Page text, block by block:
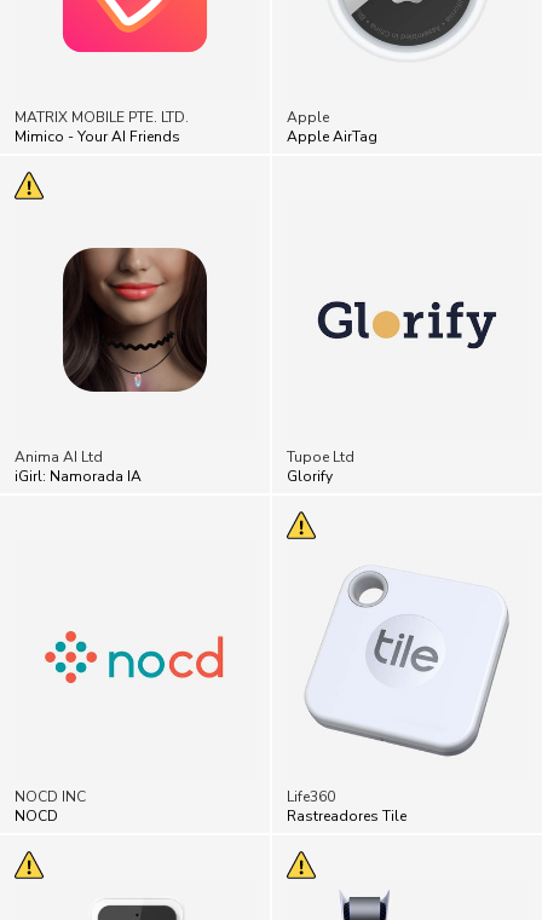
MATRIX MOBILE PTE. LTD.
Mimico - Your AI Friends
Apple
Apple AirTag
Anima AI Ltd
iGirl: Namorada IA
Tupoe Ltd
Glorify
NOCD INC
NOCD
Life360
Rastreadores Tile